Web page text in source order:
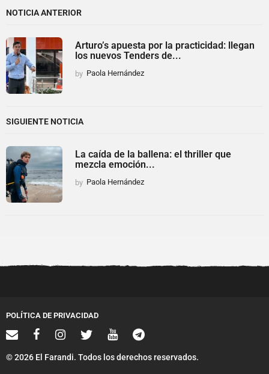
NOTICIA ANTERIOR
Arturo’s apuesta por la practicidad: llegan
los nuevos Tenders de...
by Paola Hernández
SIGUIENTE NOTICIA
La caída de la ballena: el thriller que
mezcla emoción...
by Paola Hernández
POLÍTICA DE PRIVACIDAD
© 2026 El Farandi. Todos los derechos reservados.